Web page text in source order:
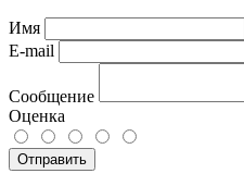
Имя
E-mail
Сообщение
Оценка
Отправить